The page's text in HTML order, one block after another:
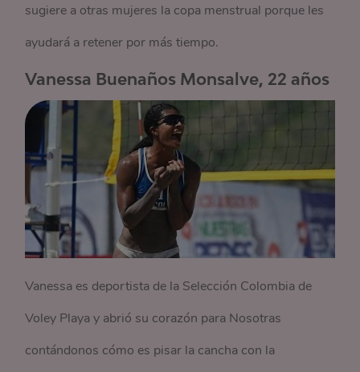
sugiere a otras mujeres la copa menstrual porque les
ayudará a retener por más tiempo.
Vanessa Buenaños Monsalve, 22 años
Vanessa es deportista de la Selección Colombia de
Voley Playa y abrió su corazón para Nosotras
contándonos cómo es pisar la cancha con la